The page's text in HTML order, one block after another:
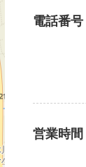
電話番号
営業時間